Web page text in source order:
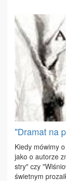
"Dramat na
Kie­dy mó­wi­my
ja­ko o au­to­rze
stry" czy
świet­nym